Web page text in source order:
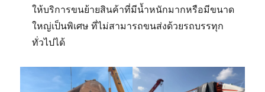
ให้บริการขนย้ายสินค้าที่มีน้ำหนักมากหรือมีขนาด
ใหญ่เป็นพิเศษ ที่ไม่สามารถขนส่งด้วยรถบรรทุก
ทั่วไปได้